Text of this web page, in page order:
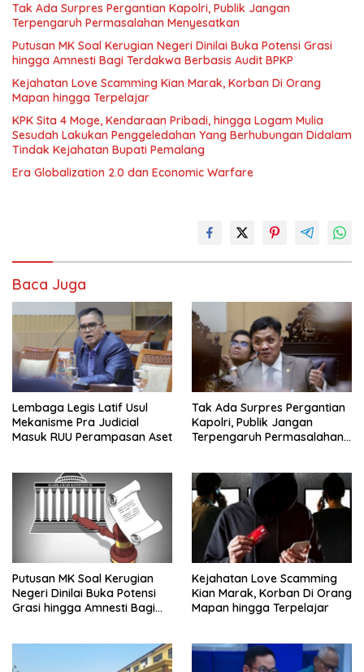
Tak Ada Surpres Pergantian Kapolri, Publik Jangan
Terpengaruh Permasalahan Menyesatkan
Putusan MK Soal Kerugian Negeri Dinilai Buka Potensi Grasi
hingga Amnesti Bagi Terdakwa Berbasis Audit BPKP
Kejahatan Love Scamming Kian Marak, Korban Di Orang
Mapan hingga Terpelajar
KPK Sita 4 Moge, Kendaraan Pribadi, hingga Logam Mulia
Sesudah Lakukan Penggeledahan Yang Berhubungan Didalam
Tindak Kejahatan Bupati Pemalang
Era Globalization 2.0 dan Economic Warfare
Baca Juga
Lembaga Legis Latif Usul
Mekanisme Pra Judicial
Masuk RUU Perampasan Aset
Tak Ada Surpres Pergantian
Kapolri, Publik Jangan
Terpengaruh Permasalahan
Putusan MK Soal Kerugian
Negeri Dinilai Buka Potensi
Grasi hingga Amnesti Bagi
Kejahatan Love Scamming
Kian Marak, Korban Di Orang
Mapan hingga Terpelajar